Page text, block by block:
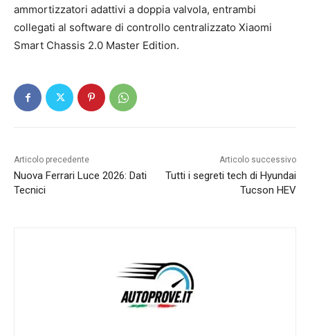
ammortizzatori adattivi a doppia valvola, entrambi
collegati al software di controllo centralizzato Xiaomi
Smart Chassis 2.0 Master Edition.
Articolo precedente
Nuova Ferrari Luce 2026: Dati
Tecnici
Articolo successivo
Tutti i segreti tech di Hyundai
Tucson HEV